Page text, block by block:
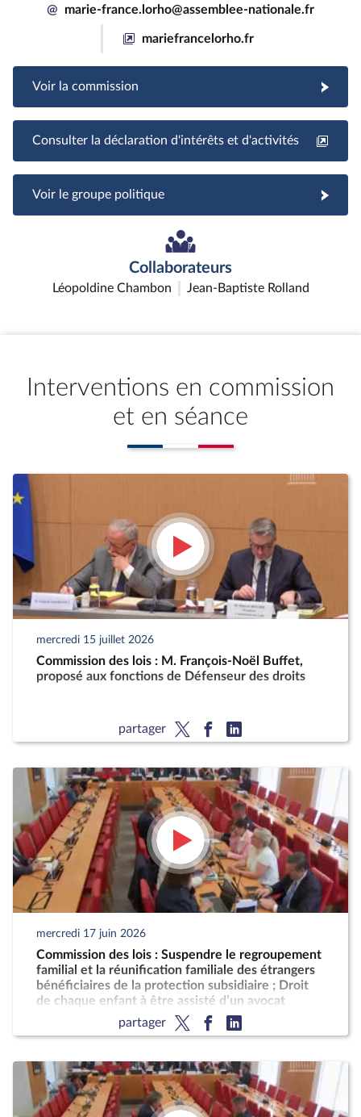
@ marie-france.lorho@assemblee-nationale.fr
mariefrancelorho.fr
Voir la commission
Consulter la déclaration d'intérêts et d'activités
Voir le groupe politique
Collaborateurs
Léopoldine Chambon Jean-Baptiste Rolland
Interventions en commission
et en séance
mercredi 15 juillet 2026
Commission des lois : M. François-Noël Buffet,
proposé aux fonctions de Défenseur des droits
partager
mercredi 17 juin 2026
Commission des lois : Suspendre le regroupement
familial et la réunification familiale des étrangers
bénéficiaires de la protection subsidiaire ; Droit
de chaque enfant à être assisté d’un avocat
partager